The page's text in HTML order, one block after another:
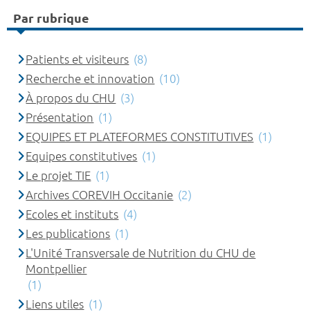
Par rubrique
Patients et visiteurs (8)
Recherche et innovation (10)
À propos du CHU (3)
Présentation (1)
EQUIPES ET PLATEFORMES CONSTITUTIVES (1)
Equipes constitutives (1)
Le projet TIE (1)
Archives COREVIH Occitanie (2)
Ecoles et instituts (4)
Les publications (1)
L'Unité Transversale de Nutrition du CHU de
Montpellier
(1)
Liens utiles (1)